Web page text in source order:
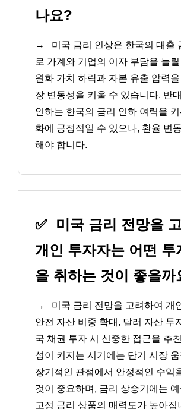
나요?
→
미국 금리 인상은 한국의 대출
로 가계와 기업의 이자 부담을 늘
원화 가치 하락과 자본 유출 압력을
장 변동성을 키울 수 있습니다. 반
인하는 한국의 금리 인하 여력을
화에 긍정적일 수 있으나, 환율 변
해야 합니다.
✅
미국 금리 전망을
개인 투자자는 어떤 투
을 취하는 것이 좋을까
→
미국 금리 전망을 고려하여 개
안전 자산 비중 확대, 달러 자산 투
국 채권 투자 시 신중한 접근을 추
성이 커지는 시기에는 단기 시장
장기적인 관점에서 안정적인 수익
것이 중요하며, 금리 상승기에는
고정 금리 상품의 매력도가 높아집